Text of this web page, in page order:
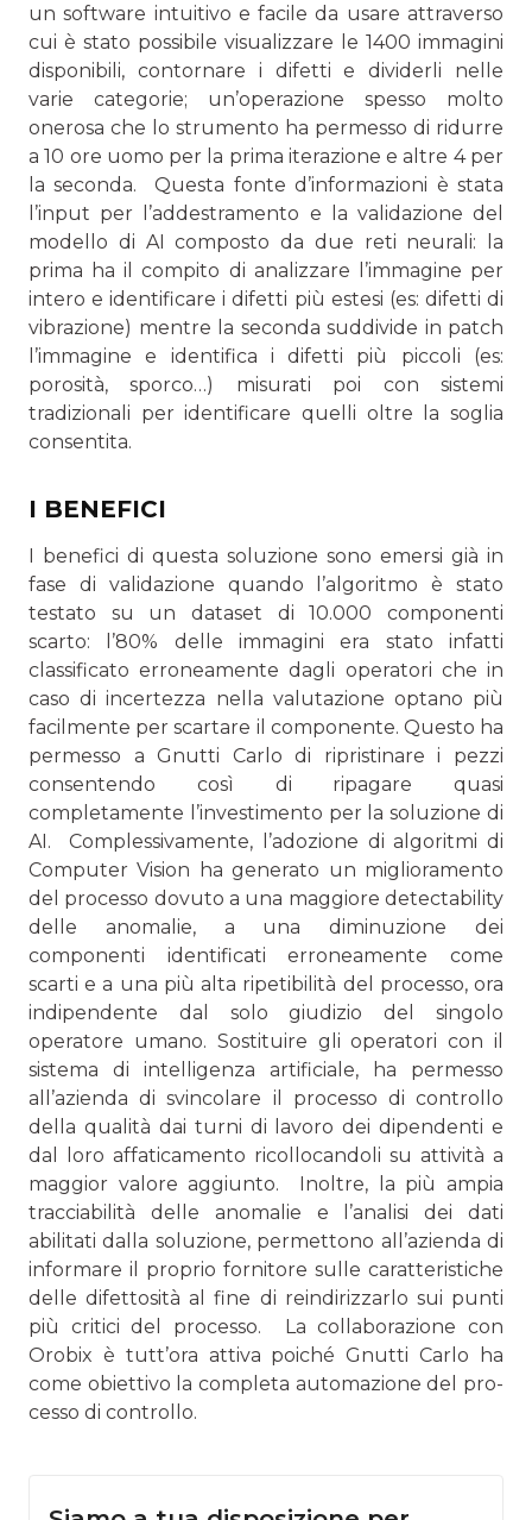
un software intuitivo e facile da usare attraverso
cui è stato possibile visualizzare le 1400 immagini
disponibili, contornare i difetti e dividerli nelle
varie categorie; un’operazione spesso molto
onerosa che lo strumento ha permesso di ridurre
a 10 ore uomo per la prima iterazione e altre 4 per
la seconda. Questa fonte d’informazioni è stata
l’input per l’addestra­mento e la validazione del
modello di AI composto da due reti neurali: la
prima ha il compito di analizzare l’immagine per
intero e identificare i difetti più estesi (es: difetti di
vi­brazione) mentre la seconda suddivide in patch
l’immagine e identifica i difetti più piccoli (es:
porosità, sporco…) misurati poi con sistemi
tradizionali per identificare quelli oltre la soglia
consentita.
I BENEFICI
I benefici di questa soluzione sono emersi già in
fase di validazione quando l’algoritmo è stato
testato su un dataset di 10.000 componenti
scarto: l’80% delle immagini era stato infatti
classificato erroneamente dagli operatori che in
caso di incertezza nella valutazione optano più
facilmente per scartare il componente. Questo ha
permesso a Gnutti Car­lo di ripristinare i pezzi
consentendo così di ripagare quasi
completamente l’investimento per la soluzione di
AI. Complessivamente, l’adozione di algoritmi di
Computer Vision ha generato un miglioramento
del processo dovuto a una maggiore detectability
delle anomalie, a una diminu­zione dei
componenti identificati erroneamente come
scarti e a una più alta ripetibilità del processo, ora
indipendente dal solo giudizio del singolo
operatore umano. Sostituire gli operatori con il
sistema di intelligenza artificiale, ha per­messo
all’azienda di svincolare il processo di controllo
della qualità dai turni di lavoro dei dipendenti e
dal loro affatica­mento ricollocandoli su attività a
maggior valore aggiunto. Inoltre, la più ampia
tracciabilità delle anomalie e l’analisi dei dati
abilitati dalla soluzione, permettono all’azienda di
informare il proprio fornitore sulle caratteristiche
delle difettosità al fine di reindirizzarlo sui punti
più critici del processo. La collaborazione con
Orobix è tutt’ora attiva poiché Gnutti Carlo ha
come obiettivo la completa automazione del pro­
cesso di controllo.